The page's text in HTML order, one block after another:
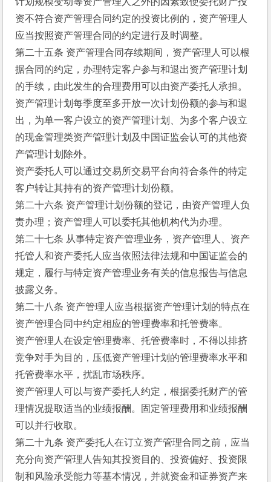
资不符合资产管理合同约定的投资比例的，资产管理人
应当按照资产管理合同的约定进行及时调整。
第二十五条 资产管理合同存续期间，资产管理人可以根
据合同的约定，办理特定客户参与和退出资产管理计划
的手续，由此发生的合理费用可以由资产委托人承担。
资产管理计划每季度至多开放一次计划份额的参与和退
出，为单一客户设立的资产管理计划、为多个客户设立
的现金管理类资产管理计划及中国证监会认可的其他资
产管理计划除外。
资产委托人可以通过交易所交易平台向符合条件的特定
客户转让其持有的资产管理计划份额。
第二十六条 资产管理计划份额的登记，由资产管理人负
责办理；资产管理人可以委托其他机构代为办理。
第二十七条 从事特定资产管理业务，资产管理人、资产
托管人和资产委托人应当依照法律法规和中国证监会的
规定，履行与特定资产管理业务有关的信息报告与信息
披露义务。
第二十八条 资产管理人应当根据资产管理计划的特点在
资产管理合同中约定相应的管理费率和托管费率。
资产管理人在设定管理费率、托管费率时，不得以排挤
竞争对手为目的，压低资产管理计划的管理费率水平和
托管费率水平，扰乱市场秩序。
资产管理人可以与资产委托人约定，根据委托财产的管
理情况提取适当的业绩报酬。固定管理费用和业绩报酬
可以并行收取。
第二十九条 资产委托人在订立资产管理合同之前，应当
充分向资产管理人告知其投资目的、投资偏好、投资限
制和风险承受能力等基本情况，并就资金和证券资产来